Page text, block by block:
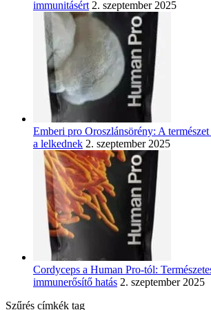
immunitásért 2. szeptember 2025
Emberi pro Oroszlánsörény: A természet
a lelkednek 2. szeptember 2025
Cordyceps a Human Pro-tól:
immunerősítő hatás 2. szeptember 2025
Szűrés címkék tag